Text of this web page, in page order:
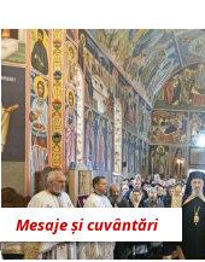
Mesaje și cuvântări